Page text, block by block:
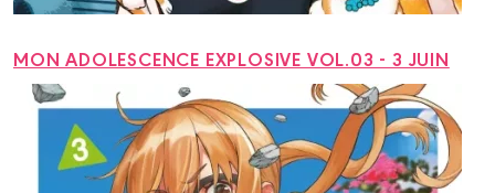
MON ADOLESCENCE EXPLOSIVE VOL.03 - 3 JUIN